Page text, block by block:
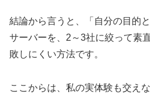
結論から言うと、「自分の目的
サーバーを、2～3社に絞って素
敗しにくい方法です。
ここからは、私の実体験も交え